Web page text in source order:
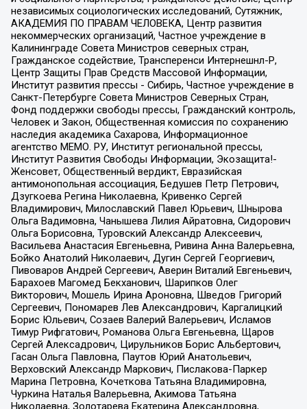
независимых социологических исследований, Сутяжник,
АКАДЕМИЯ ПО ПРАВАМ ЧЕЛОВЕКА, Центр развития
некоммерческих организаций, Частное учреждение в
Калининграде Совета Министров северных стран,
Гражданское содействие, Трансперенси Интернешнл-Р,
Центр Защиты Прав Средств Массовой Информации,
Институт развития прессы - Сибирь, Частное учреждение в
Санкт-Петербурге Совета Министров Северных Стран,
Фонд поддержки свободы прессы, Гражданский контроль,
Человек и Закон, Общественная комиссия по сохранению
наследия академика Сахарова, Информационное
агентство МЕМО. РУ, Институт региональной прессы,
Институт Развития Свободы Информации, Экозащита!-
Женсовет, Общественный вердикт, Евразийская
антимонопольная ассоциация, Бедушев Петр Петрович,
Дзугкоева Регина Николаевна, Кривенко Сергей
Владимирович, Милославский Павел Юрьевич, Шнырова
Ольга Вадимовна, Чанышева Лилия Айратовна, Сидорович
Ольга Борисовна, Туровский Александр Алексеевич,
Васильева Анастасия Евгеньевна, Ривина Анна Валерьевна,
Бойко Анатолий Николаевич, Дугин Сергей Георгиевич,
Пивоваров Андрей Сергеевич, Аверин Виталий Евгеньевич,
Барахоев Магомед Бекханович, Шарипков Олег
Викторович, Мошель Ирина Ароновна, Шведов Григорий
Сергеевич, Пономарев Лев Александрович, Каргалицкий
Борис Юльевич, Созаев Валерий Валерьевич, Исламов
Тимур Рифгатович, Романова Ольга Евгеньевна, Щаров
Сергей Алексадрович, Цирульников Борис Альбертович,
Гасан Ольга Павловна, Паутов Юрий Анатольевич,
Верховский Александр Маркович, Пислакова-Паркер
Марина Петровна, Кочеткова Татьяна Владимировна,
Чуркина Наталья Валерьевна, Акимова Татьяна
Николаевна, Золотарева Екатерина Александровна,